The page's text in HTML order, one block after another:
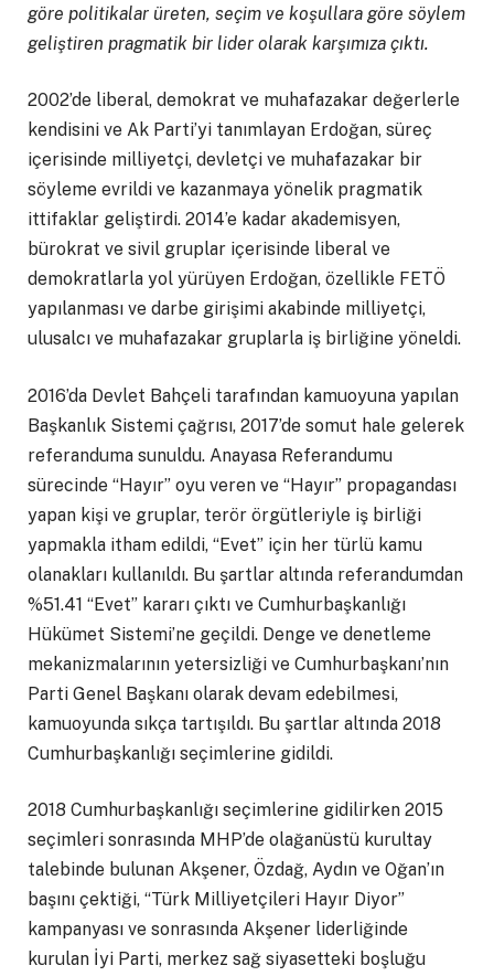
göre politikalar üreten, seçim ve koşullara göre söylem
geliştiren pragmatik bir lider olarak karşımıza çıktı.
2002’de liberal, demokrat ve muhafazakar değerlerle
kendisini ve Ak Parti’yi tanımlayan Erdoğan, süreç
içerisinde milliyetçi, devletçi ve muhafazakar bir
söyleme evrildi ve kazanmaya yönelik pragmatik
ittifaklar geliştirdi. 2014’e kadar akademisyen,
bürokrat ve sivil gruplar içerisinde liberal ve
demokratlarla yol yürüyen Erdoğan, özellikle FETÖ
yapılanması ve darbe girişimi akabinde milliyetçi,
ulusalcı ve muhafazakar gruplarla iş birliğine yöneldi.
2016’da Devlet Bahçeli tarafından kamuoyuna yapılan
Başkanlık Sistemi çağrısı, 2017’de somut hale gelerek
referanduma sunuldu. Anayasa Referandumu
sürecinde “Hayır” oyu veren ve “Hayır” propagandası
yapan kişi ve gruplar, terör örgütleriyle iş birliği
yapmakla itham edildi, “Evet” için her türlü kamu
olanakları kullanıldı. Bu şartlar altında referandumdan
%51.41 “Evet” kararı çıktı ve Cumhurbaşkanlığı
Hükümet Sistemi’ne geçildi. Denge ve denetleme
mekanizmalarının yetersizliği ve Cumhurbaşkanı’nın
Parti Genel Başkanı olarak devam edebilmesi,
kamuoyunda sıkça tartışıldı. Bu şartlar altında 2018
Cumhurbaşkanlığı seçimlerine gidildi.
2018 Cumhurbaşkanlığı seçimlerine gidilirken 2015
seçimleri sonrasında MHP’de olağanüstü kurultay
talebinde bulunan Akşener, Özdağ, Aydın ve Oğan’ın
başını çektiği, “Türk Milliyetçileri Hayır Diyor”
kampanyası ve sonrasında Akşener liderliğinde
kurulan İyi Parti, merkez sağ siyasetteki boşluğu